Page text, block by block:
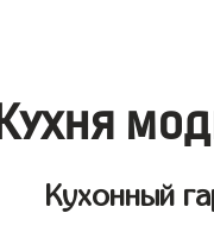
Кухня
Кухонный